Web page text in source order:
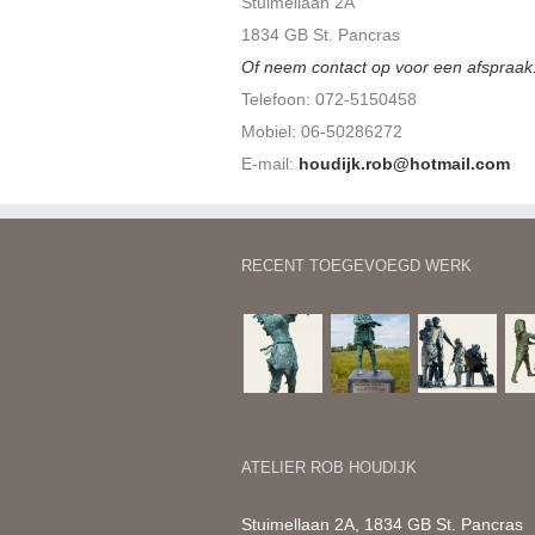
1834 GB St. Pancras
Of neem contact op voor een
Telefoon: 072-5150458
Mobiel: 06-50286272
E-mail: houdijk.rob@hotmail.com
RECENT TOEGEVOEGD WERK
ATELIER ROB HOUDIJK
Stuimellaan 2A, 1834 GB St. Pancras